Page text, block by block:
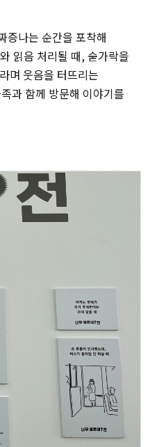
증나는 순간을 포착해
읽음 처리될 때, 숟가락을
며 웃음을 터뜨리는
과 함께 방문해 이야기를